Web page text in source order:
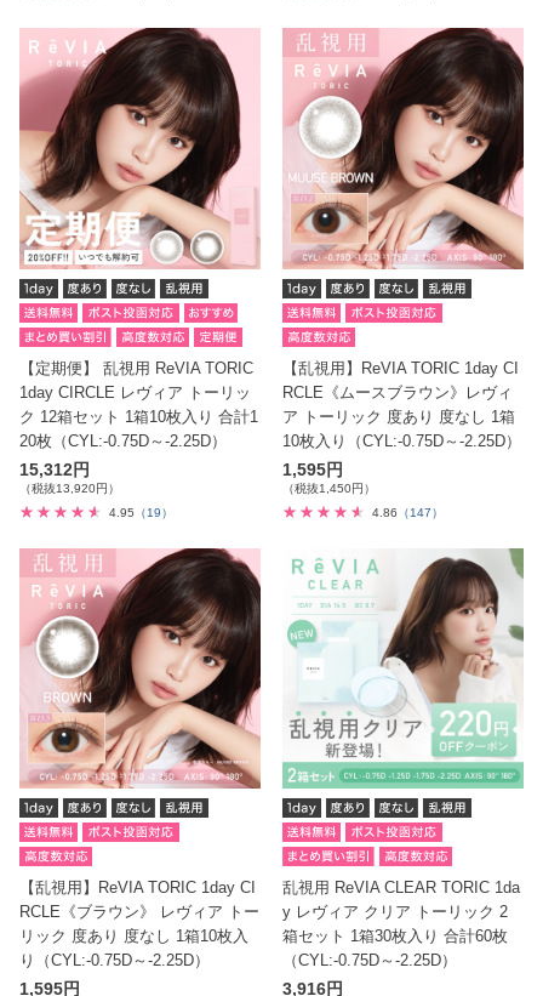
【定期便】 乱視用 ReVIA TORIC
1day CIRCLE レヴィア トーリッ
ク 12箱セット 1箱10枚入り 合計1
20枚（CYL:-0.75D～-2.25D）
15,312円
（税抜13,920円）
4.95 （19）
【乱視用】ReVIA TORIC 1day CI
RCLE《ムースブラウン》レヴィ
ア トーリック 度あり 度なし 1箱
10枚入り（CYL:-0.75D～-2.25D）
1,595円
（税抜1,450円）
4.86
（147）
【乱視用】ReVIA TORIC 1day CI
RCLE《ブラウン》 レヴィア トー
リック 度あり 度なし 1箱10枚入
り（CYL:-0.75D～-2.25D）
1,595円
乱視用 ReVIA CLEAR TORIC 1da
y レヴィア クリア トーリック 2
箱セット 1箱30枚入り 合計60枚
（CYL:-0.75D～-2.25D）
3,916円